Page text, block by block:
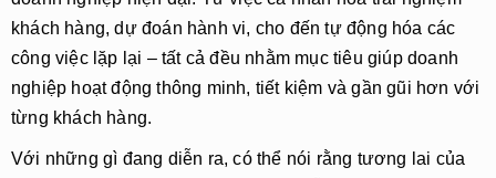
khách hàng, dự đoán hành vi, cho đến tự động hóa các
công việc lặp lại – tất cả đều nhằm mục tiêu giúp doanh
nghiệp hoạt động thông minh, tiết kiệm và gần gũi hơn với
từng khách hàng.
Với những gì đang diễn ra, có thể nói rằng tương lai của